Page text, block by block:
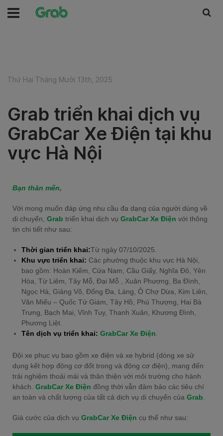
Thứ Hai Tháng Mười 13th, 2025
Grab triển khai dịch vụ
GrabCar Xe Điện tại khu
vực Hà Nội
Bạn thân mến,
Với mong muốn đáp ứng nhu cầu đa dạng của người dùng về
di chuyển, Grab triển khai dịch vụ GrabCar Xe Điện với thông
tin chi tiết như sau:
Thời gian triển khai:Từ ngày 07/10/2025.
Khu vực triển khai: Các phường thuộc khu vực Hà Nội,
bao gồm: Hoàn Kiếm, Cửa Nam, Cầu Giấy, Nghĩa Đô, Yên
Hòa, Từ Liêm, Tây Mỗ, Đại Mỗ , Xuân Phương, Ba Đình,
Ngọc Hà, Giảng Võ, Đống Đa, Láng, Ô Chợ Dừa, Kim Liên,
Văn Miếu – Quốc Tử Giám, Tây Hồ, Phú Thượng, Hai Bà
Trưng, Bạch Mai, Vĩnh Tuy, Thanh Xuân, Khương Đình,
Phương Liệt.
Tên dịch vụ triển khai: GrabCar Xe Điện
Đội xe phục vụ bao gồm xe điện và xe hybrid (dòng xe sử
dụng kết hợp động cơ đốt trong và động cơ điện), mang đến
trải nghiệm thoải mái và thân thiện với môi trường cho hành
khách. GrabCar Xe Điện đồng thời vẫn đảm bảo các tiêu chí
an toàn và chất lượng của tất cả dịch vụ di chuyển của Grab
Giá cước của dịch vụ GrabCar Xe Điện cụ thể như sau: